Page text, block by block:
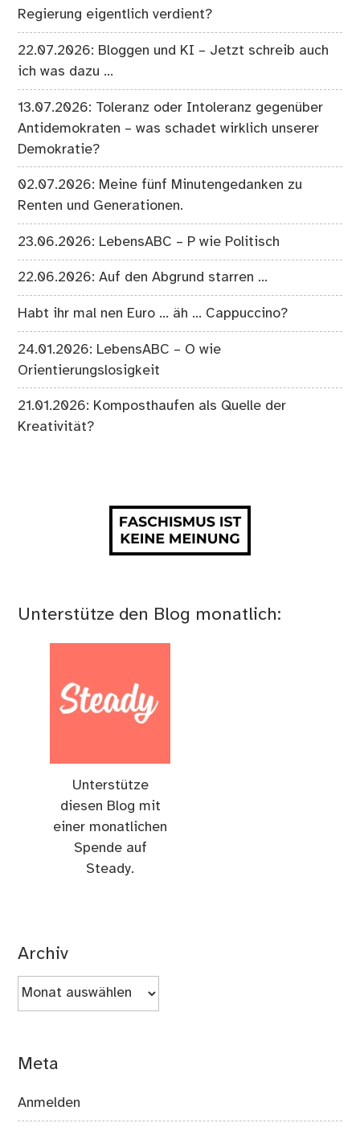
Regierung eigentlich verdient?
22.07.2026: Bloggen und KI – Jetzt schreib auch
ich was dazu …
13.07.2026: Toleranz oder Intoleranz gegenüber
Antidemokraten – was schadet wirklich unserer
Demokratie?
02.07.2026: Meine fünf Minutengedanken zu
Renten und Generationen.
23.06.2026: LebensABC – P wie Politisch
22.06.2026: Auf den Abgrund starren …
Habt ihr mal nen Euro … äh … Cappuccino?
24.01.2026: LebensABC – O wie
Orientierungslosigkeit
21.01.2026: Komposthaufen als Quelle der
Kreativität?
Unterstütze den Blog monatlich:
Unterstütze
diesen Blog mit
einer monatlichen
Spende auf
Steady.
Archiv
Archiv
Meta
Anmelden